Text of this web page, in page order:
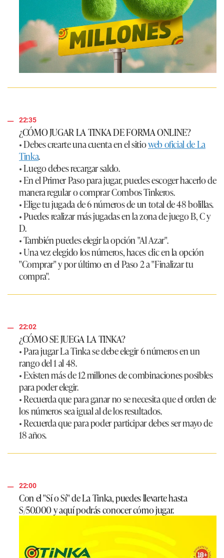
22:35
¿CÓMO JUGAR LA TINKA DE FORMA ONLINE?
• Debes crearte una cuenta en el sitioweb oficial de La
Tinka.
• Luego debes recargar saldo.
• En el Primer Paso para jugar, puedes escoger hacerlo de
manera regular o comprar Combos Tinkeros.
• Elige tu jugada de 6 números de un total de 48 bolillas.
• Puedes realizar más jugadas en la zona de juego B, C y
D.
• También puedes elegir la opción "Al Azar".
• Una vez elegido los números, haces clic en la opción
"Comprar" y por último en el Paso 2 a "Finalizar tu
compra".
22:02
¿CÓMO SE JUEGA LA TINKA?
• Para jugarLa Tinkase debe elegir 6 números en un
rango del 1 al 48.
• Existen más de 12 millones de combinaciones posibles
para poder elegir.
• Recuerda que para ganar no se necesita que el orden de
los números sea igual al de los resultados.
• Recuerda que para poder participar debes ser mayo de
18 años.
22:00
Con el "Sí o Sí" de La Tinka, puedes llevarte hasta
S/50.000 y aquí podrás conocer cómo jugar.